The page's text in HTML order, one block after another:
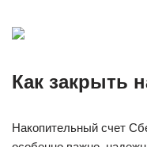
Как закрыть
Накопительный счет